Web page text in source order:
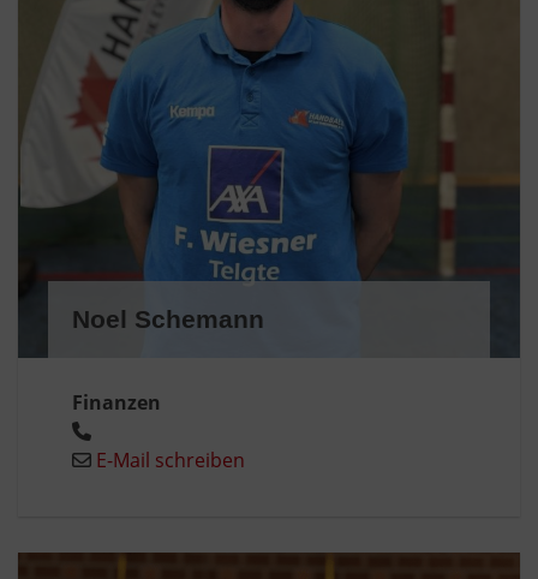
Noel Schemann
Finanzen
E-Mail schreiben